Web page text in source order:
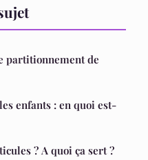
partitionnement de
enfants : en quoi est-
? A quoi ça sert ?